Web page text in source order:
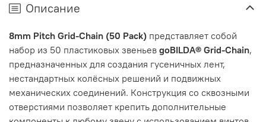
Описание
8mm Pitch Grid-Chain (50 Pack) представляет собой
набор из 50 пластиковых звеньев goBILDA® Grid-Chain,
предназначенных для создания гусеничных лент,
нестандартных колёсных решений и подвижных
механических соединений. Конструкция со сквозными
отверстиями позволяет крепить дополнительные